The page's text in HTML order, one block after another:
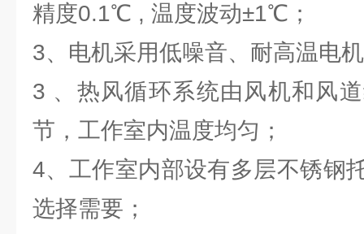
精度0.1℃ , 温度波动±1℃；
3、电机采用低噪音、耐高温电
3 、热风循环系统由风机和风
节，工作室内温度均匀；
4、工作室内部设有多层不锈钢
选择需要；